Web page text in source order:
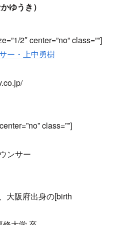
ゆうき）
2″ center=”no” class=””]
class=””]
ンサー
大阪府出身の[birth